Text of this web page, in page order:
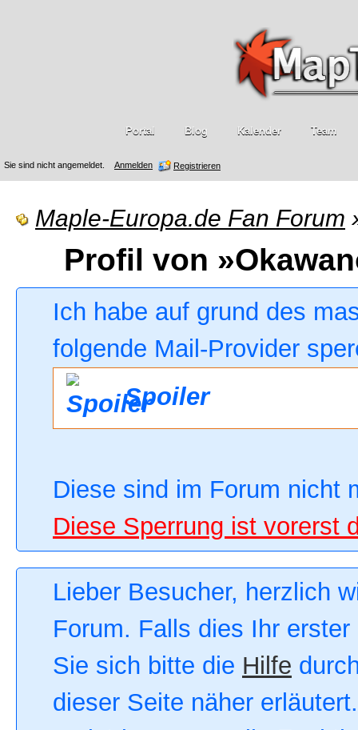
Sie sind nicht angemeldet. Anmelden Registrieren
Portal Blog Kalender Team
Maple-Europa.de Fan Forum
Profil von
Ich habe auf grund des
folgende Mail-Provider
Spoiler
Diese sind im Forum nicht
Diese Sperrung ist vorerst
Lieber Besucher, herzlich
Forum. Falls dies Ihr
Sie sich bitte die Hilfe
dieser Seite näher